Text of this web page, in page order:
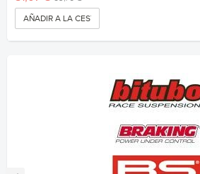
AÑADIR A LA CESTA